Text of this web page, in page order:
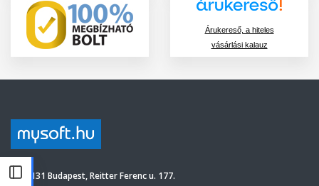
Árukereső, a hiteles
vásárlási kalauz
1131 Budapest, Reitter Ferenc u. 177.